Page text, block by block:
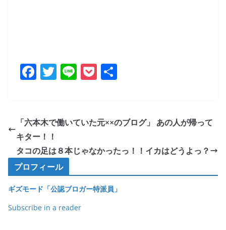
F
e
b
o
o
k
T
er
Li P
et
「六本木で働いていた元××のブログ」 あの人が帰って
キター！！
タコの足は８本じゃなかったっ！！イカはどうよっ？
プロフィール
ギズモード「公認ブロガー特派員」
Subscribe in a reader